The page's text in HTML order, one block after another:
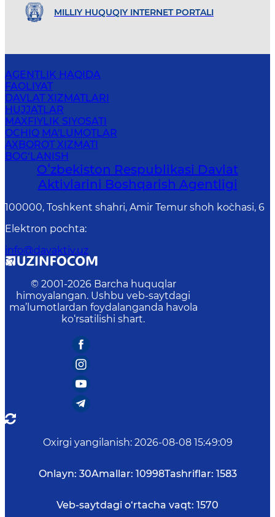
MILLIY HUQUQIY INTERNET PORTALI
AGENTLIK HAQIDA
FAOLIYAT
DAVLAT XIZMATLARI
HUJJATLAR
MAXFIYLIK SIYOSATI
OCHIQ MA'LUMOTLAR
AXBOROT XIZMATI
BOG‘LANISH
Oʻzbekiston Respublikasi Davlat
Aktivlarini Boshqarish Agentligi
100000, Toshkent shahri, Amir Temur shoh ko`chasi, 6
Elektron pochta:
info@davaktiv.uz
© 2001-2026 Barcha huquqlar
himoyalangan. Ushbu veb-saytdagi
ma’lumotlardan foydalanganda havola
ko‘rsatilishi shart.
Oxirgi yangilanish: 2026-08-08 15:49:09
Onlayn: 30Amallar: 10998Tashriflar: 1583
Veb-saytdagi o‘rtacha vaqt: 1570